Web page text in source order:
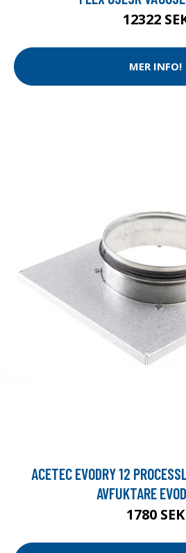
12322
MER INFO!
ACETEC EVODRY 12
AVFUKTARE
1780 SEK